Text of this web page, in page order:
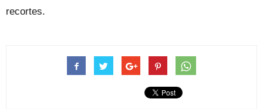
recortes.